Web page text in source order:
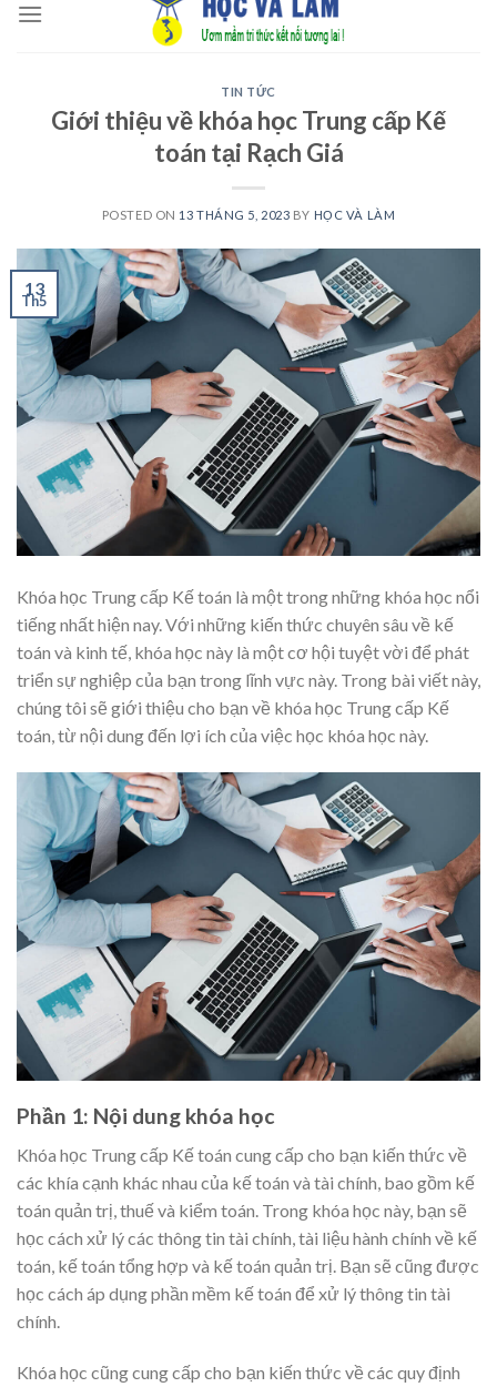
TIN TỨC
Giới thiệu về khóa học Trung cấp Kế
toán tại Rạch Giá
POSTED ON 13 THÁNG 5, 2023 BY HỌC VÀ LÀM
13
Th5
Khóa học Trung cấp Kế toán là một trong những khóa học nổi
tiếng nhất hiện nay. Với những kiến thức chuyên sâu về kế
toán và kinh tế, khóa học này là một cơ hội tuyệt vời để phát
triển sự nghiệp của bạn trong lĩnh vực này. Trong bài viết này,
chúng tôi sẽ giới thiệu cho bạn về khóa học Trung cấp Kế
toán, từ nội dung đến lợi ích của việc học khóa học này.
Phần 1: Nội dung khóa học
Khóa học Trung cấp Kế toán cung cấp cho bạn kiến thức về
các khía cạnh khác nhau của kế toán và tài chính, bao gồm kế
toán quản trị, thuế và kiểm toán. Trong khóa học này, bạn sẽ
học cách xử lý các thông tin tài chính, tài liệu hành chính về kế
toán, kế toán tổng hợp và kế toán quản trị. Bạn sẽ cũng được
học cách áp dụng phần mềm kế toán để xử lý thông tin tài
chính.
Khóa học cũng cung cấp cho bạn kiến thức về các quy định